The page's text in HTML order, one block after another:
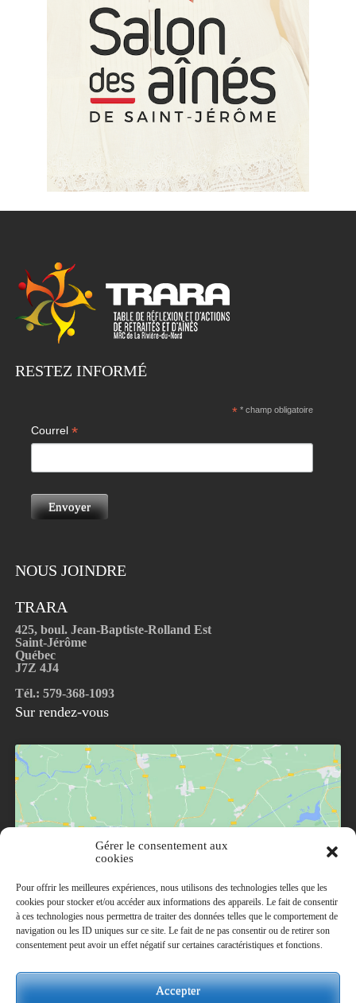
Gérer le consentement aux
cookies
Pour offrir les meilleures expériences, nous utilisons des technologies telles que les
cookies pour stocker et/ou accéder aux informations des appareils. Le fait de consentir
à ces technologies nous permettra de traiter des données telles que le comportement de
navigation ou les ID uniques sur ce site. Le fait de ne pas consentir ou de retirer son
consentement peut avoir un effet négatif sur certaines caractéristiques et fonctions.
Accepter
RESTEZ INFORMÉ
** champ obligatoire
Courrel*
NOUS JOINDRE
TRARA
425, boul. Jean-Baptiste-Rolland Est
Saint-Jérôme
Québec
J7Z 4J4
Tél.: 579-368-1093
Sur rendez-vous
Cliquez pour accepter les cookies marketing et